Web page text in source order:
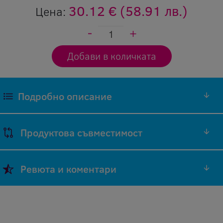
Цена: 30.12 € (58.91 лв.)
Подробно описание
Продуктова съвместимост
на
принтер
на
принтер
оригинален
консуматив
Ревюта и коментари